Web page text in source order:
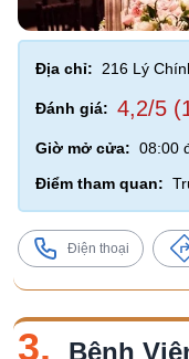
Địa chỉ: 216 Lý
Đánh giá: 4,2/5
Giờ mở cửa: 08:00
Điểm tham quan:
Điện thoại
3. Bệnh